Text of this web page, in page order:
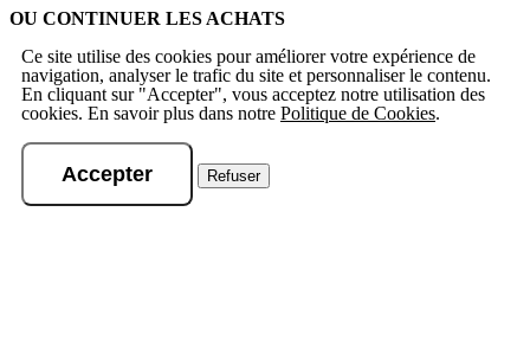
OU CONTINUER LES ACHATS
Ce site utilise des cookies pour améliorer votre expérience de
navigation, analyser le trafic du site et personnaliser le contenu.
En cliquant sur "Accepter", vous acceptez notre utilisation des
cookies. En savoir plus dans notre Politique de Cookies.
Accepter Refuser